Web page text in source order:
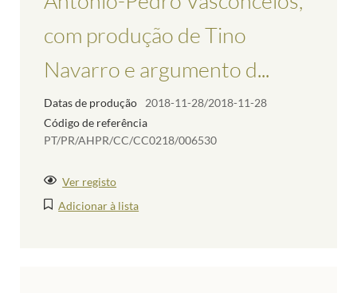
com produção de Tino
Navarro e argumento d...
Datas de produção
2018-11-28/2018-11-28
Código de referência
PT/PR/AHPR/CC/CC0218/006530
Ver registo
Adicionar à lista